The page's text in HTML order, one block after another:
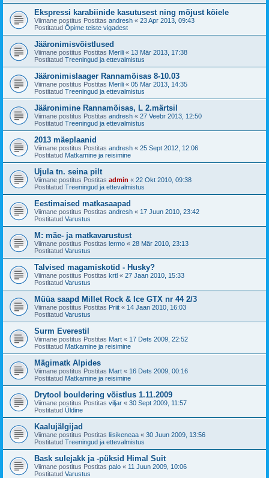
Ekspressi karabiinide kasutusest ning mõjust köiele
Viimane postitus Postitas andresh « 23 Apr 2013, 09:43
Postitatud Õpime teiste vigadest
Jääronimisvõistlused
Viimane postitus Postitas Merili « 13 Mär 2013, 17:38
Postitatud Treeningud ja ettevalmistus
Jääronimislaager Rannamõisas 8-10.03
Viimane postitus Postitas Merili « 05 Mär 2013, 14:35
Postitatud Treeningud ja ettevalmistus
Jääronimine Rannamõisas, L 2.märtsil
Viimane postitus Postitas andresh « 27 Veebr 2013, 12:50
Postitatud Treeningud ja ettevalmistus
2013 mäeplaanid
Viimane postitus Postitas andresh « 25 Sept 2012, 12:06
Postitatud Matkamine ja reisimine
Ujula tn. seina pilt
Viimane postitus Postitas admin « 22 Okt 2010, 09:38
Postitatud Treeningud ja ettevalmistus
Eestimaised matkasaapad
Viimane postitus Postitas andresh « 17 Juun 2010, 23:42
Postitatud Varustus
M: mäe- ja matkavarustust
Viimane postitus Postitas lermo « 28 Mär 2010, 23:13
Postitatud Varustus
Talvised magamiskotid - Husky?
Viimane postitus Postitas krtl « 27 Jaan 2010, 15:33
Postitatud Varustus
Müüa saapd Millet Rock & Ice GTX nr 44 2/3
Viimane postitus Postitas Priit « 14 Jaan 2010, 16:03
Postitatud Varustus
Surm Everestil
Viimane postitus Postitas Mart « 17 Dets 2009, 22:52
Postitatud Matkamine ja reisimine
Mägimatk Alpides
Viimane postitus Postitas Mart « 16 Dets 2009, 00:16
Postitatud Matkamine ja reisimine
Drytool bouldering võistlus 1.11.2009
Viimane postitus Postitas viljar « 30 Sept 2009, 11:57
Postitatud Üldine
Kaalujälgijad
Viimane postitus Postitas liisikeneaa « 30 Juun 2009, 13:56
Postitatud Treeningud ja ettevalmistus
Bask sulejakk ja -püksid Himal Suit
Viimane postitus Postitas palo « 11 Juun 2009, 10:06
Postitatud Varustus